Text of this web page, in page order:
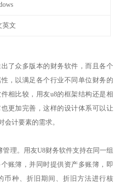
英文
了众多版本的财务软件，而且各个
，以满足各个行业不同单位财务的
相比较，用友u8的框架结构还是相
更加完善，这样的设计体系可以让
会计要素的需求。
理。用友U8财务软件支持在同一组
账簿，并同时提供资产多账簿，即
币种、折旧期间、折旧方法进行核